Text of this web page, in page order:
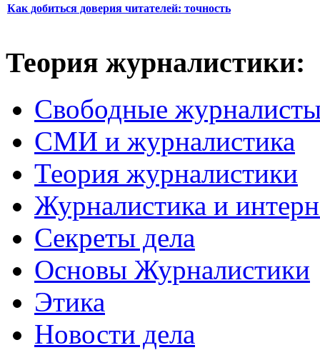
Как добиться доверия читателей: точность
Теория журналистики:
Свободные
СМИ и журналистика
Теория журналистики
Журналистика и
Секреты дела
Основы Журналистики
Этика
Новости дела